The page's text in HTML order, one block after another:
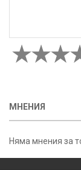
МНЕНИЯ
Няма мнения за